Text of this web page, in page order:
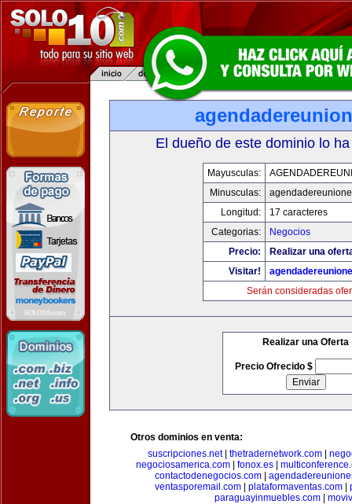
El dueño de este dominio lo
Mayusculas:
Minusculas:
Longitud:
17 caracteres
Categorias:
Negocios
Precio:
Realizar una
Visitar!
Serán consideradas
Realizar una Oferta
Precio Ofrecido $
Otros dominios en venta:
suscripciones.net| thetradernetwork.com|
negociosamerica.com| fonox.es|
contactodenegocios.com|
ventasporemail.com| plataformaventas.com|
paraguayinmuebles.com